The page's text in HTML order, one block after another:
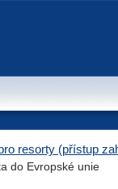
resorty (přístup
do Evropské unie